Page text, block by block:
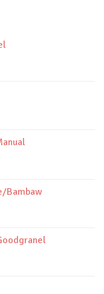
Bambaw